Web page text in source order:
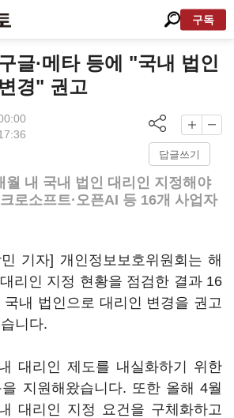
구독
글·메타 등에 "국내 법인
경" 권고
답글쓰기
월 내 국내 법인 대리인 지정해야
로소프트·오픈AI 등 16개 사업자
기자] 개인정보보호위원회는 해
리인 지정 현황을 점검한 결과 16
내 법인으로 대리인 변경을 권고
니다.
대리인 제도를 내실화하기 위한
지원해왔습니다. 또한 올해 4월
대리인 지정 요건을 구체화하고